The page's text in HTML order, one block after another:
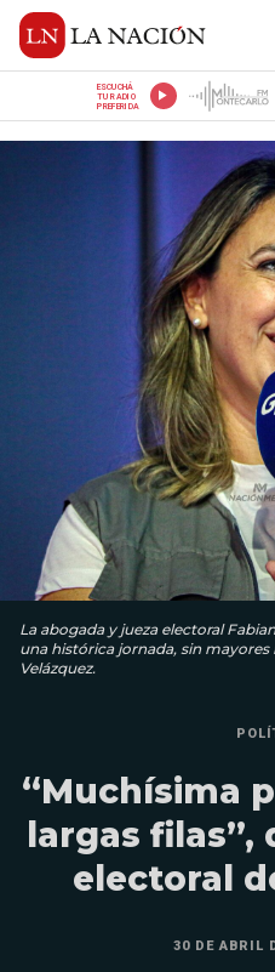
ESCUCHÁ
TU RADIO
PREFERIDA
La abogada y jueza electoral
una histórica jornada, sin
Velázquez.
“Muchísima
largas filas”,
electoral
30 DE ABRIL